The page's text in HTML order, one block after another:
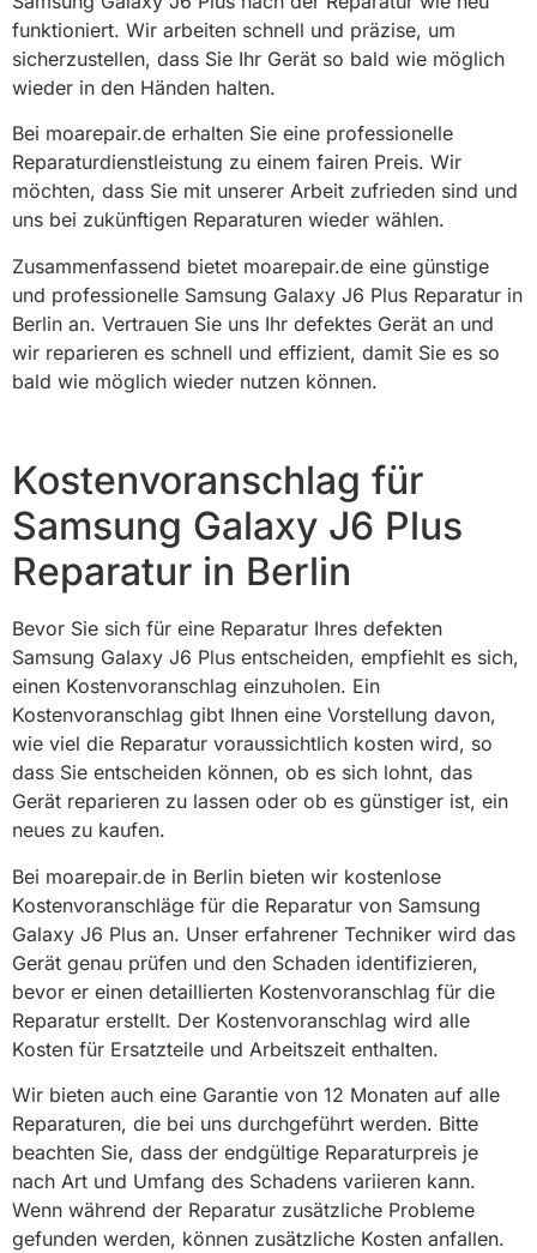
funktioniert. Wir arbeiten schnell und präzise, um
sicherzustellen, dass Sie Ihr Gerät so bald wie möglich
wieder in den Händen halten.
Bei moarepair.de erhalten Sie eine professionelle
Reparaturdienstleistung zu einem fairen Preis. Wir
möchten, dass Sie mit unserer Arbeit zufrieden sind und
uns bei zukünftigen Reparaturen wieder wählen.
Zusammenfassend bietet moarepair.de eine günstige
und professionelle Samsung Galaxy J6 Plus Reparatur in
Berlin an. Vertrauen Sie uns Ihr defektes Gerät an und
wir reparieren es schnell und effizient, damit Sie es so
bald wie möglich wieder nutzen können.
Kostenvoranschlag für
Samsung Galaxy J6 Plus
Reparatur in Berlin
Bevor Sie sich für eine Reparatur Ihres defekten
Samsung Galaxy J6 Plus entscheiden, empfiehlt es sich,
einen Kostenvoranschlag einzuholen. Ein
Kostenvoranschlag gibt Ihnen eine Vorstellung davon,
wie viel die Reparatur voraussichtlich kosten wird, so
dass Sie entscheiden können, ob es sich lohnt, das
Gerät reparieren zu lassen oder ob es günstiger ist, ein
neues zu kaufen.
Bei moarepair.de in Berlin bieten wir kostenlose
Kostenvoranschläge für die Reparatur von Samsung
Galaxy J6 Plus an. Unser erfahrener Techniker wird das
Gerät genau prüfen und den Schaden identifizieren,
bevor er einen detaillierten Kostenvoranschlag für die
Reparatur erstellt. Der Kostenvoranschlag wird alle
Kosten für Ersatzteile und Arbeitszeit enthalten.
Wir bieten auch eine Garantie von 12 Monaten auf alle
Reparaturen, die bei uns durchgeführt werden. Bitte
beachten Sie, dass der endgültige Reparaturpreis je
nach Art und Umfang des Schadens variieren kann.
Wenn während der Reparatur zusätzliche Probleme
gefunden werden, können zusätzliche Kosten anfallen.